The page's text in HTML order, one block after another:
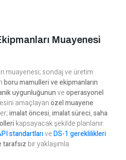
Muayenesi
muayenesi; sondaj ve üretim
boru mamulleri ve ekipmanların
uygunluğununveoperasyonel
amaçlayanözel muayene
imalat öncesi,imalat süreci,saha
kapsayacak şekilde planlanır.
standartlarıveDS-1 gereklilikleri
tarafsız bir yaklaşımla